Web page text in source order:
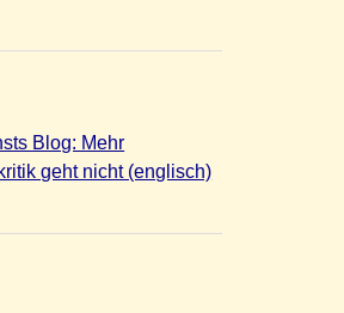
Blog: Mehr
geht nicht (englisch)